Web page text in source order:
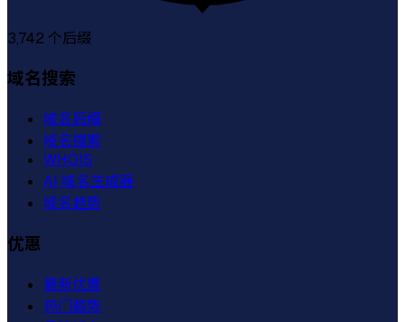
3,742 个后缀
域名搜索
域名后缀
域名搜索
WHOIS
AI 域名生成器
域名趋势
优惠
最新优惠
热门趋势